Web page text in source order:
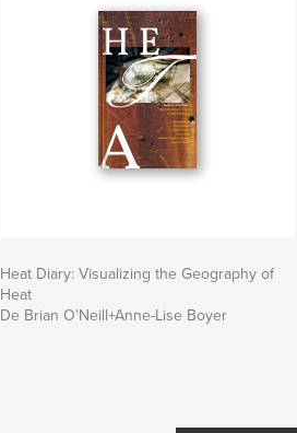
Heat Diary: Visualizing the Geography of
Heat
De Brian O'Neill+Anne-Lise Boyer